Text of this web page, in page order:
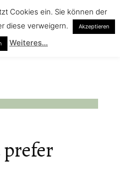
Cookies ein. Sie können der
diese verweigern.
Akzeptieren
Weiteres...